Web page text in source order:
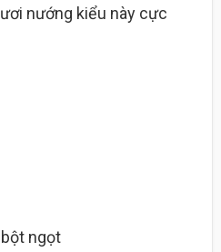
nướng kiểu này cực
bột ngọt